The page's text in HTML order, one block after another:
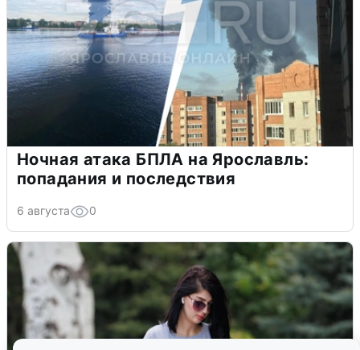
Ночная атака БПЛА на Ярославль:
попадания и последствия
6 августа 0